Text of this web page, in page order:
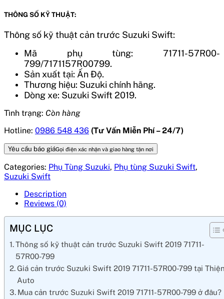
THÔNG SỐ KỸ THUẬT:
Thông số kỹ thuật cản trước Suzuki Swift:
Mã phụ tùng: 71711-57R00-
799/7171157R00799.
Sản xuất tại: Ấn Độ.
Thương hiệu: Suzuki chính hãng.
Dòng xe: Suzuki Swift 2019.
Tình trạng: Còn hàng
Hotline: 0986 548 436 (Tư Vấn Miễn Phí – 24/7)
Yêu cầu báo giáGọi điện xác nhận và giao hàng tận nơi
Categories: Phụ Tùng Suzuki, Phụ tùng Suzuki Swift,
Suzuki Swift
Description
Reviews (0)
MỤC LỤC
Thông số kỹ thuật cản trước Suzuki Swift 2019 71711-
57R00-799
Giá cản trước Suzuki Swift 2019 71711-57R00-799 tại
Auto
Mua cản trước Suzuki Swift 2019 71711-57R00-799 ở đâu?